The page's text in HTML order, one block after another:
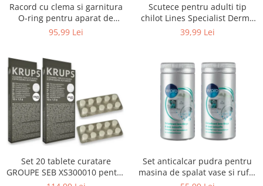
Telefoane Mobile & accesorii
Wearable & Gadgeturi
Accesorii si piese masini spalat
rufe si uscatoare
Accesorii si piese masini spalat
vase
Aparate Frigorifice
Aparate Racire Aer
Aragaze si cuptoare cu microunde
Climatizare & sisteme de incalzire
Electrocasnice pentru Bucatarie
Racord cu clema si garnitura
O-ring pentru aparat de
spalat cu presiune, KARCHER
95,99 Lei
Scutece pentru adulti tip
chilot Lines Specialist Derma
Protection Extra, 7 picaturi,
39,99 Lei
Set 20 tablete curatare
GROUPE SEB XS300010 pentru
espressoare Krups (2x10
Set anticalcar pudra pentru
masina de spalat vase si rufe,
WPRO 484000008416, 2 x 250g